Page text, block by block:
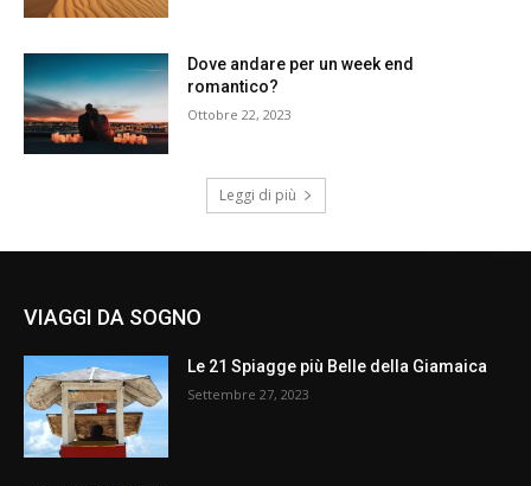
Dove andare per un week end
romantico?
Ottobre 22, 2023
Leggi di più
VIAGGI DA SOGNO
Le 21 Spiagge più Belle della Giamaica
Settembre 27, 2023